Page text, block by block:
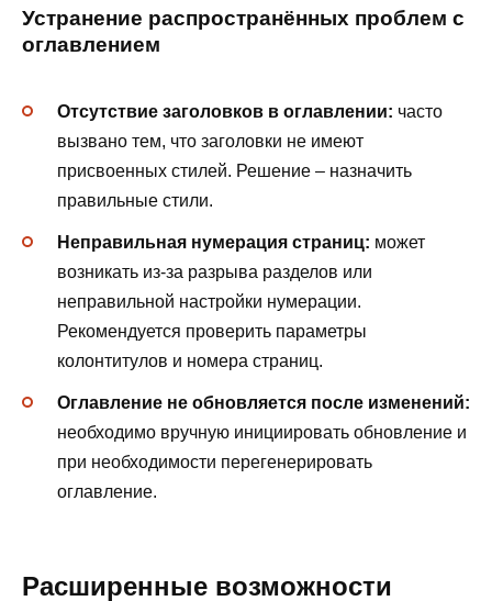
Устранение распространённых проблем с
оглавлением
Отсутствие заголовков в оглавлении: часто
вызвано тем, что заголовки не имеют
присвоенных стилей. Решение – назначить
правильные стили.
Неправильная нумерация страниц: может
возникать из-за разрыва разделов или
неправильной настройки нумерации.
Рекомендуется проверить параметры
колонтитулов и номера страниц.
Оглавление не обновляется после изменений:
необходимо вручную инициировать обновление и
при необходимости перегенерировать
оглавление.
Расширенные возможности